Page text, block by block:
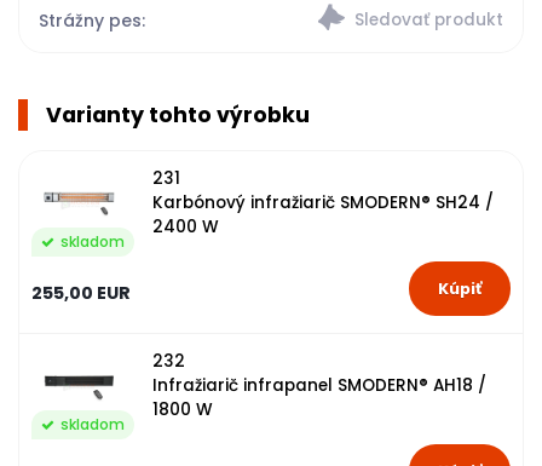
Strážny pes:
Varianty tohto výrobku
231
Karbónový infražiarič SMODERN® SH24 /
2400 W
skladom
255,00 EUR
232
Infražiarič infrapanel SMODERN® AH18 /
1800 W
skladom